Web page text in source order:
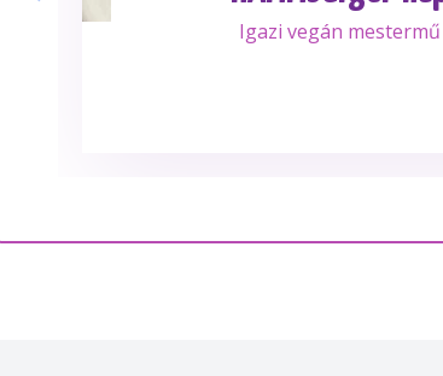
Igazi vegán mestermű